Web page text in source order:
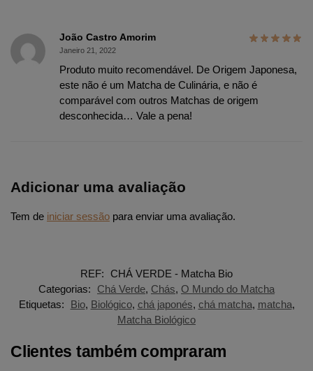
João Castro Amorim
Janeiro 21, 2022
Produto muito recomendável. De Origem Japonesa,
este não é um Matcha de Culinária, e não é
comparável com outros Matchas de origem
desconhecida… Vale a pena!
Adicionar uma avaliação
Tem de iniciar sessão para enviar uma avaliação.
REF: CHÁ VERDE - Matcha Bio
Categorias:
Chá Verde, Chás, O Mundo do Matcha
Etiquetas:
Bio, Biológico, chá japonés, chá matcha, matcha,
Matcha Biológico
Clientes também compraram